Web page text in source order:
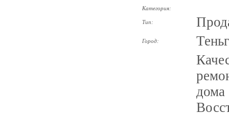
Категория:
Тип:
Город:
дома